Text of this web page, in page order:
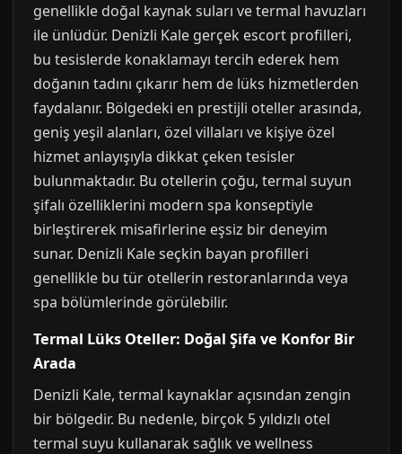
genellikle doğal kaynak suları ve termal havuzları
ile ünlüdür. Denizli Kale gerçek escort profilleri,
bu tesislerde konaklamayı tercih ederek hem
doğanın tadını çıkarır hem de lüks hizmetlerden
faydalanır. Bölgedeki en prestijli oteller arasında,
geniş yeşil alanları, özel villaları ve kişiye özel
hizmet anlayışıyla dikkat çeken tesisler
bulunmaktadır. Bu otellerin çoğu, termal suyun
şifalı özelliklerini modern spa konseptiyle
birleştirerek misafirlerine eşsiz bir deneyim
sunar. Denizli Kale seçkin bayan profilleri
genellikle bu tür otellerin restoranlarında veya
spa bölümlerinde görülebilir.
Termal Lüks Oteller: Doğal Şifa ve Konfor Bir
Arada
Denizli Kale, termal kaynaklar açısından zengin
bir bölgedir. Bu nedenle, birçok 5 yıldızlı otel
termal suyu kullanarak sağlık ve wellness